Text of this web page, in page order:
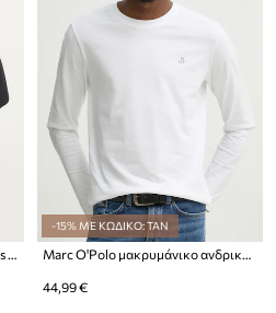
Μακρυμάνικο προπόνησης adidas Performance Techfit
-15% ΜΕ ΚΩΔΙΚΟ: TAN
Marc O'Polo μακρυμάνικο ανδρικό βαμβακερό
44,99 €